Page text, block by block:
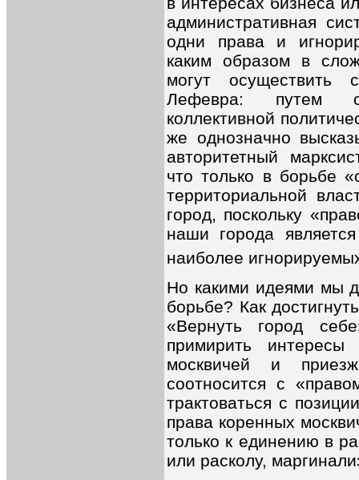
административная
одни права и
каким образом в
могут
Лефевра: путем
коллективной
же однозначно
авторитетный
что только в борьбе
территориальной
город, поскольку
наши города
наиболее
Но какими идеями мы
борьбе? Как
«Вернуть город
примирить
москвичей и
соотносится с
трактоваться с
права коренных
только к единению в
или расколу,